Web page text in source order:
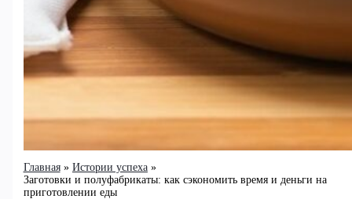
Главная
Истории успеха
Заготовки и полуфабрикаты: как сэкономить время и деньги на
приготовлении еды